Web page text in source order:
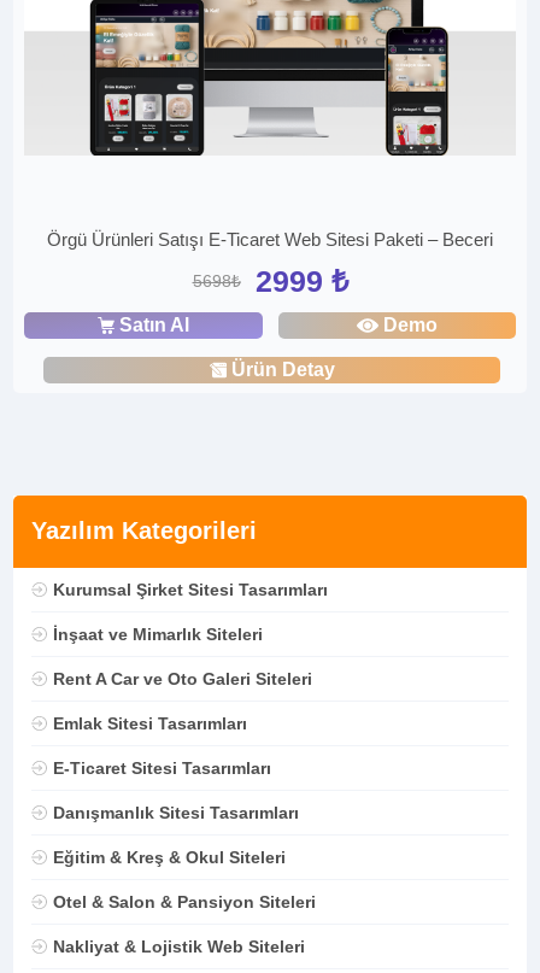
Yazılım Kategorileri
Kurumsal Şirket Sitesi Tasarımları
İnşaat ve Mimarlık Siteleri
Rent A Car ve Oto Galeri Siteleri
Emlak Sitesi Tasarımları
E-Ticaret Sitesi Tasarımları
Danışmanlık Sitesi Tasarımları
Eğitim & Kreş & Okul Siteleri
Otel & Salon & Pansiyon Siteleri
Nakliyat & Lojistik Web Siteleri
Örgü Ürünleri Satışı E-Ticaret Web Sitesi Paketi – Beceri
5698₺ 2999 ₺
Satın Al Demo
Ürün Detay